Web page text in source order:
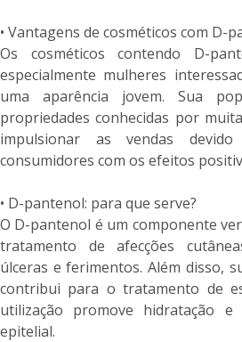
• Vantagens de cosméticos com D-
Os cosméticos contendo D-
especialmente mulheres
uma aparência jovem. Sua
propriedades conhecidas por
impulsionar as vendas
consumidores com os efeitos
• D-pantenol: para que serve?
O D-pantenol é um componente
tratamento de afecções
úlceras e ferimentos. Além disso,
contribui para o tratamento de
utilização promove hidratação e
epitelial.